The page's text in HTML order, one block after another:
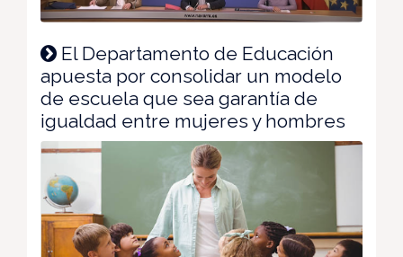
El Departamento de Educación
apuesta por consolidar un modelo
de escuela que sea garantía de
igualdad entre mujeres y hombres